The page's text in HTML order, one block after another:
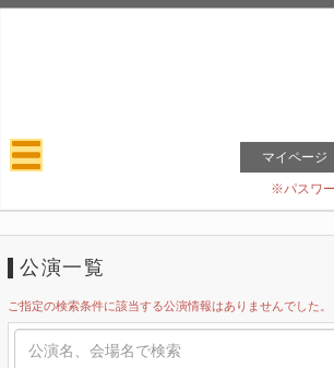
マイページ
※パスワ
公演一覧
ご指定の検索条件に該当する公演情報はありませんでした。